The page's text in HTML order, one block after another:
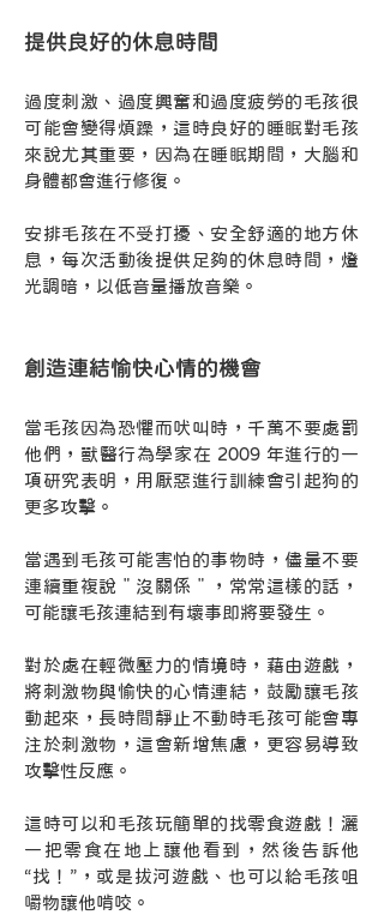
提供良好的休息時間
過度刺激、過度興奮和過度疲勞的毛孩很
可能會變得煩躁，這時良好的睡眠對毛孩
來說尤其重要，因為在睡眠期間，大腦和
身體都會進行修復。
安排毛孩在不受打擾、安全舒適的地方休
息，每次活動後提供足夠的休息時間，燈
光調暗，以低音量播放音樂。
創造連結愉快心情的機會
當毛孩因為恐懼而吠叫時，千萬不要處罰
他們，獸醫行為學家在 2009 年進行的一
項研究表明，用厭惡進行訓練會引起狗的
更多攻擊。
當遇到毛孩可能害怕的事物時，儘量不要
連續重複說＂沒關係＂，常常這樣的話，
可能讓毛孩連結到有壞事即將要發生。
對於處在輕微壓力的情境時，藉由遊戲，
將刺激物與愉快的心情連結，鼓勵讓毛孩
動起來，長時間靜止不動時毛孩可能會專
注於刺激物，這會新增焦慮，更容易導致
攻擊性反應。
這時可以和毛孩玩簡單的找零食遊戲！灑
一把零食在地上讓他看到，然後告訴他
“找！”，或是拔河遊戲、也可以給毛孩咀
嚼物讓他啃咬。